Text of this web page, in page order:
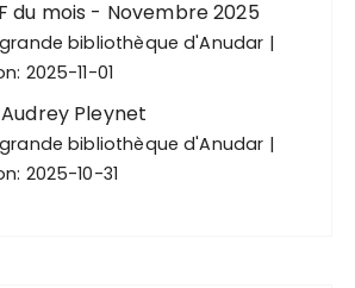
du mois - Novembre 2025
bibliothèque d'Anudar
2025-11-01
Pleynet
bibliothèque d'Anudar
2025-10-31